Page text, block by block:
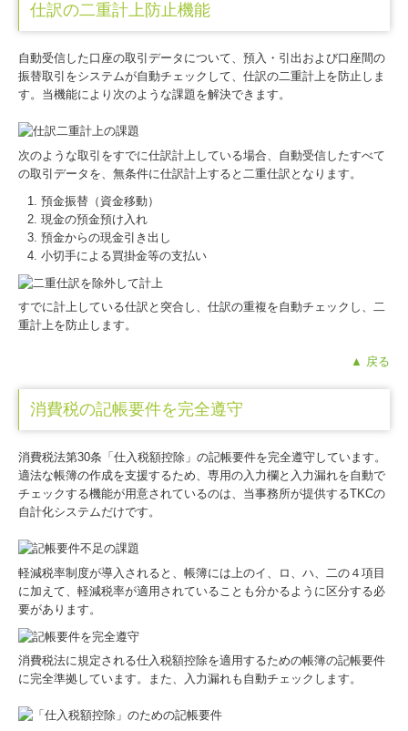
仕訳の二重計上防止機能
自動受信した口座の取引データについて、預入・引出および口座間の
振替取引をシステムが自動チェックして、仕訳の二重計上を防止しま
す。当機能により次のような課題を解決できます。
次のような取引をすでに仕訳計上している場合、自動受信したすべて
の取引データを、無条件に仕訳計上すると二重仕訳となります。
預金振替（資金移動）
現金の預金預け入れ
預金からの現金引き出し
小切手による買掛金等の支払い
すでに計上している仕訳と突合し、仕訳の重複を自動チェックし、二
重計上を防止します。
▲ 戻る
消費税の記帳要件を完全遵守
消費税法第30条「仕入税額控除」の記帳要件を完全遵守しています。
適法な帳簿の作成を支援するため、専用の入力欄と入力漏れを自動で
チェックする機能が用意されているのは、当事務所が提供するTKCの
自計化システムだけです。
軽減税率制度が導入されると、帳簿には上のイ、ロ、ハ、二の４項目
に加えて、軽減税率が適用されていることも分かるように区分する必
要があります。
消費税法に規定される仕入税額控除を適用するための帳簿の記帳要件
に完全準拠しています。また、入力漏れも自動チェックします。